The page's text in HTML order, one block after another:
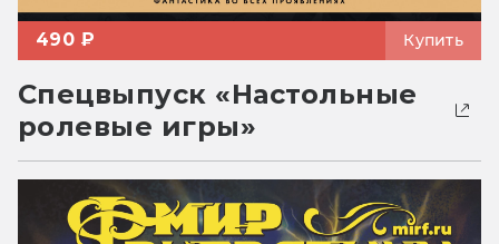
490 ₽ Купить
Спецвыпуск «Настольные
ролевые игры»